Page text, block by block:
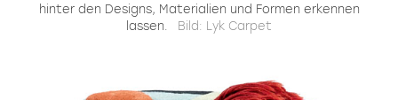
hinter den Designs, Materialien und Formen erkennen
lassen.
Bild: Lyk Carpet